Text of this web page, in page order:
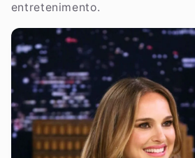
entretenimento.